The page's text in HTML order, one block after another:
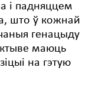
і падняццем
што ў кожнай
генацыду
маюць
на гэтую